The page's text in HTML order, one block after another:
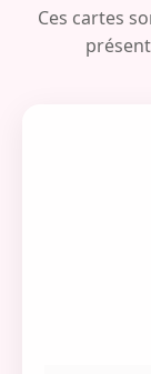
Ces cartes